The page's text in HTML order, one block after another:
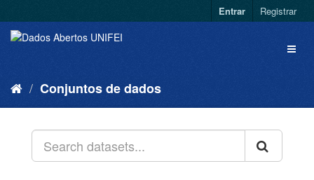
Entrar Registrar
Conjuntos de dados